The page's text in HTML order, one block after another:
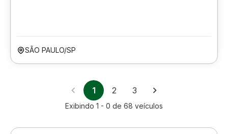
SÃO PAULO/SP
1 2 3
Exibindo 1 - 0 de 68 veículos